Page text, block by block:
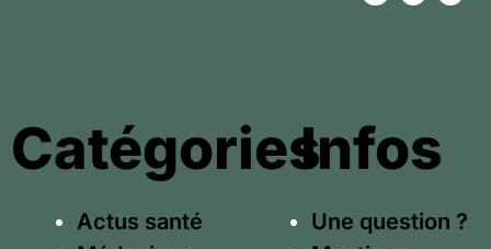
Catégories
Actus santé
Infos
Une question ?